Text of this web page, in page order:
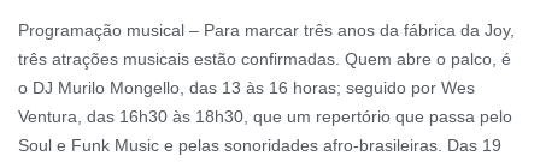
Programação musical – Para marcar três anos da fábrica da Joy,
três atrações musicais estão confirmadas. Quem abre o palco, é
o DJ Murilo Mongello, das 13 às 16 horas; seguido por Wes
Ventura, das 16h30 às 18h30, que um repertório que passa pelo
Soul e Funk Music e pelas sonoridades afro-brasileiras. Das 19